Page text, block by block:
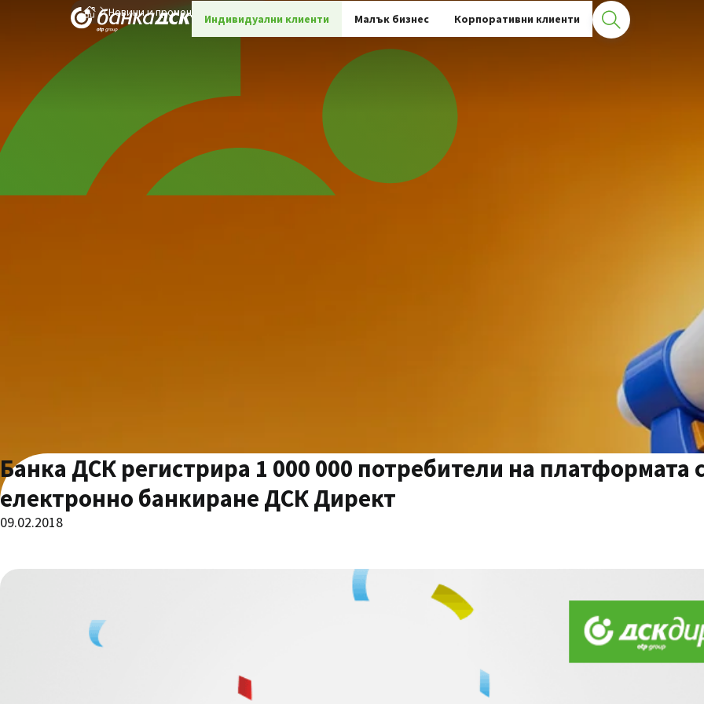
Индивидуални клиенти Малък бизнес Корпоративни клиенти
Новини и промоции
Банка ДСК регистрира 1 000 000 потребители на платформата
електронно банкиране ДСК Директ
09.02.2018